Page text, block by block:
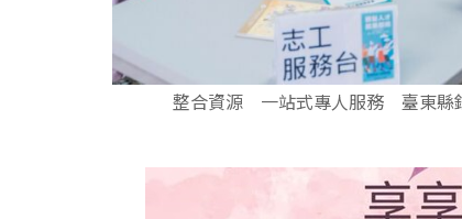
整合資源 一站式專人服務 臺東縣